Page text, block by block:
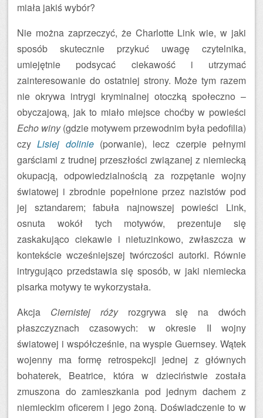
miała jakiś wybór?
Nie można zaprzeczyć, że Charlotte Link wie, w jaki
sposób skutecznie przykuć uwagę czytelnika,
umiejętnie podsycać ciekawość i utrzymać
zainteresowanie do ostatniej strony. Może tym razem
nie okrywa intrygi kryminalnej otoczką społeczno –
obyczajową, jak to miało miejsce choćby w powieści
Echo winy(gdzie motywem przewodnim była pedofilia)
czy Lisiej dolinie (porwanie), lecz czerpie pełnymi
garściami z trudnej przeszłości związanej z niemiecką
okupacją, odpowiedzialnością za rozpętanie wojny
światowej i zbrodnie popełnione przez nazistów pod
jej sztandarem; fabuła najnowszej powieści Link,
osnuta wokół tych motywów, prezentuje się
zaskakująco ciekawie i nietuzinkowo, zwłaszcza w
kontekście wcześniejszej twórczości autorki. Równie
intrygująco przedstawia się sposób, w jaki niemiecka
pisarka motywy te wykorzystała.
Akcja Ciernistej różyrozgrywa się na dwóch
płaszczyznach czasowych: w okresie II wojny
światowej i współcześnie, na wyspie Guernsey. Wątek
wojenny ma formę retrospekcji jednej z głównych
bohaterek, Beatrice, która w dzieciństwie została
zmuszona do zamieszkania pod jednym dachem z
niemieckim oficerem i jego żoną. Doświadczenie to w